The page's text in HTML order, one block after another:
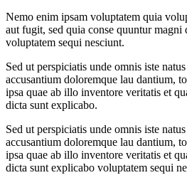
Nemo enim ipsam voluptatem quia
aut fugit, sed quia conse quuntur magni
voluptatem sequi nesciunt.
Sed ut perspiciatis unde omnis iste
accusantium doloremque lau dantium,
ipsa quae ab illo inventore veritatis et
dicta sunt explicabo.
Sed ut perspiciatis unde omnis iste
accusantium doloremque lau dantium,
ipsa quae ab illo inventore veritatis et
dicta sunt explicabo voluptatem sequi